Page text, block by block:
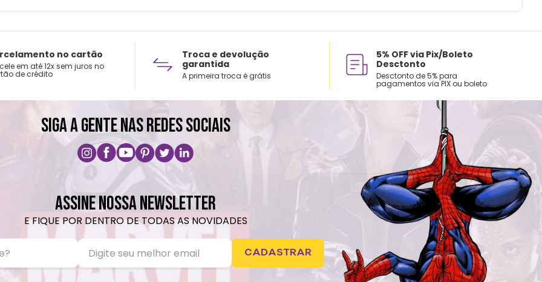
no cartão
em até 12x sem juros no
de crédito
Troca e devolução
garantida
A primeira troca é grátis
5% OFF via Pix/Boleto
Desctonto
Desctonto de 5% para
pagamentos via PIX ou boleto
SIGA A GENTE NAS REDES SOCIAIS
ASSINE NOSSA NEWSLETTER
E FIQUE POR DENTRO DE TODAS AS NOVIDADES
CADASTRAR